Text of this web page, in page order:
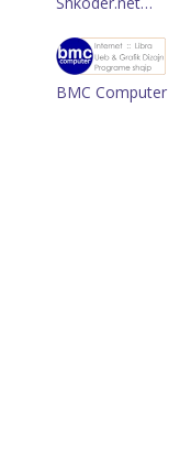
BMC Computer